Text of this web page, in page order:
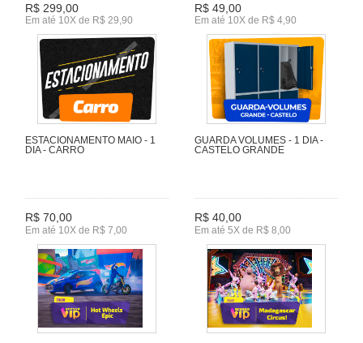
R$ 299,00
Em até 10X de R$ 29,90
R$ 49,00
Em até 10X de R$ 4,90
ESTACIONAMENTO MAIO - 1
DIA - CARRO
R$ 70,00
Em até 10X de R$ 7,00
GUARDA VOLUMES - 1 DIA -
CASTELO GRANDE
R$ 40,00
Em até 5X de R$ 8,00